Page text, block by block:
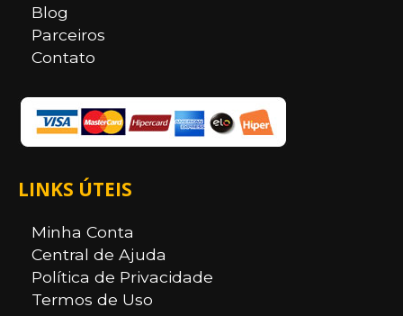
Blog
Parceiros
Contato
LINKS ÚTEIS
Minha Conta
Central de Ajuda
Política de Privacidade
Termos de Uso